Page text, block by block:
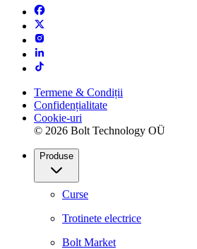
Termene & Condiții
Confidențialitate
Cookie-uri
© 2026 Bolt Technology OÜ
Produse
Curse
Trotinete electrice
Bolt Market